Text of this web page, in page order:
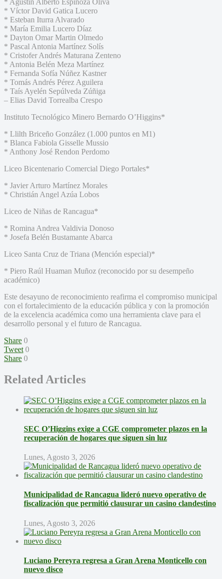
* Víctor David Gatica Lucero
* Esteban Iturra Alvarado
* María Emilia Lucero Díaz
* Dayton Omar Martin Olmedo
* Pascal Antonia Martínez Solís
* Cristofer Andrés Maturana Zenteno
* Antonia Belén Meza Martínez
* Fernanda Sofía Núñez Kastner
* Tomás Andrés Pérez Aguilera
* Taís Ayelén Sepúlveda Zúñiga
– Elias David Torrealba Crespo
Instituto Tecnológico Minero Bernardo O’Higgins*
* Llilth Briceño González (1.000 puntos en M1)
* Blanca Fabiola Gisselle Mussio
* Anthony José Rendon Perdomo
Liceo Bicentenario Comercial Diego Portales*
* Javier Arturo Martínez Morales
* Christián Angel Azúa Lobos
Liceo de Niñas de Rancagua*
* Romina Andrea Valdivia Donoso
* Josefa Belén Bustamante Abarca
Liceo Santa Cruz de Triana (Mención especial)*
* Piero Raúl Huaman Muñoz (reconocido por su desempeño
académico)
Este desayuno de reconocimiento reafirma el compromiso municipal
con el fortalecimiento de la educación pública y con la promoción
de la excelencia académica como una herramienta clave para el
desarrollo personal y el futuro de Rancagua.
Share 0
Tweet 0
Share 0
Related Articles
SEC O’Higgins exige a CGE comprometer plazos en la
recuperación de hogares que siguen sin luz
Lunes, Agosto 3, 2026
Municipalidad de Rancagua lideró nuevo operativo de
fiscalización que permitió clausurar un casino clandestino
Lunes, Agosto 3, 2026
Luciano Pereyra regresa a Gran Arena Monticello con
nuevo disco